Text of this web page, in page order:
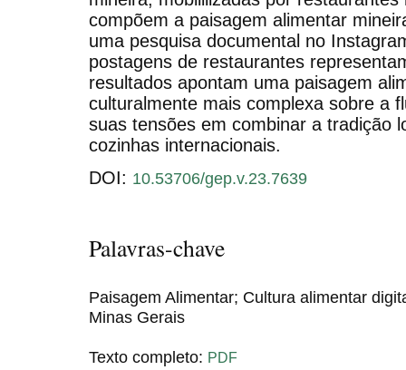
compõem a paisagem alimentar
uma pesquisa documental no
postagens de restaurantes
resultados apontam uma paisagem
culturalmente mais complexa sobre a
suas tensões em combinar a tradição
cozinhas internacionais.
DOI: 10.53706/gep.v.23.7639
Palavras-chave
Paisagem Alimentar; Cultura alimentar
Minas Gerais
Texto completo: PDF